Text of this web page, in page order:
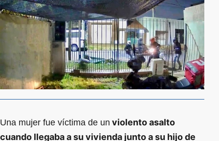
Una mujer fue víctima de un violento asalto
cuando llegaba a su vivienda junto a su hijo de